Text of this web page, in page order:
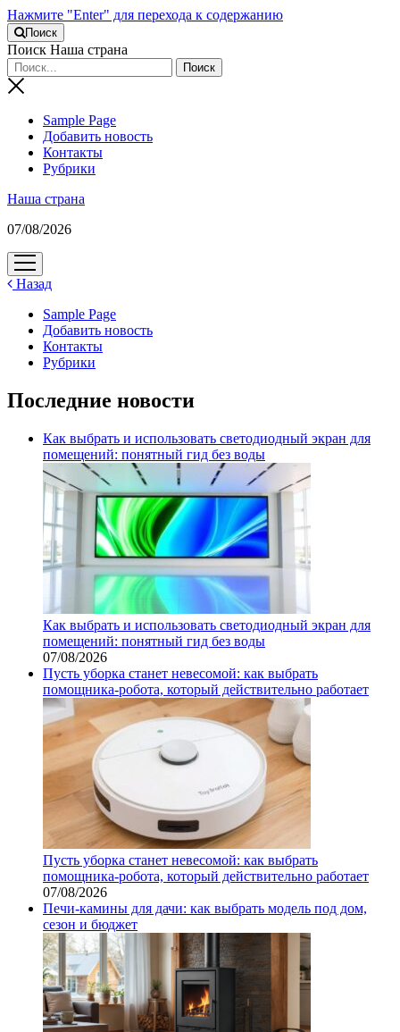
Нажмите "Enter" для перехода к содержанию
Поиск
Поиск Наша страна
Sample Page
Добавить новость
Контакты
Рубрики
Наша страна
07/08/2026
открыть
меню
Назад
Sample Page
Добавить новость
Контакты
Рубрики
Последние новости
Как выбрать и использовать светодиодный экран для
помещений: понятный гид без воды
Как выбрать и использовать светодиодный экран для
помещений: понятный гид без воды
07/08/2026
Пусть уборка станет невесомой: как выбрать
помощника‑робота, который действительно работает
Пусть уборка станет невесомой: как выбрать
помощника‑робота, который действительно работает
07/08/2026
Печи-камины для дачи: как выбрать модель под дом,
сезон и бюджет